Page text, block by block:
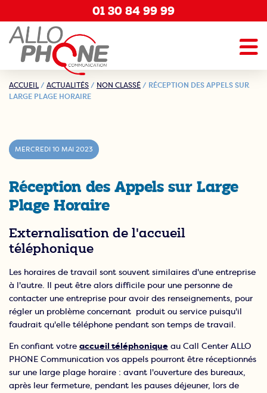
01 30 84 99 99
ACCUEIL/ ACTUALITÉS / NON CLASSÉ / RÉCEPTION DES APPELS SUR
LARGE PLAGE HORAIRE
MERCREDI 10 MAI 2023
Réception des Appels sur Large
Plage Horaire
Externalisation de l'accueil
téléphonique
Les horaires de travail sont souvent similaires d'une entreprise
à l'autre. Il peut être alors difficile pour une personne de
contacter une entreprise pour avoir des renseignements, pour
régler un problème concernant produit ou service puisqu'il
faudrait qu'elle téléphone pendant son temps de travail.
En confiant votre accueil téléphonique au Call Center ALLO
PHONE Communication vos appels pourront être réceptionnés
sur une large plage horaire : avant l'ouverture des bureaux,
après leur fermeture, pendant les pauses déjeuner, lors de